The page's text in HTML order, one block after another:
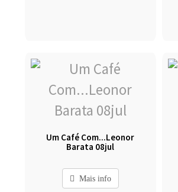
Um Café Com...Leonor
Barata 08jul
Mais info